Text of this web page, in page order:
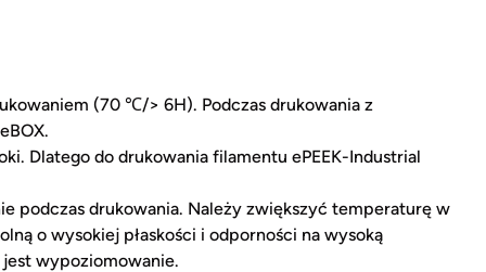
(70 ℃/> 6H). Podczas drukowania z
Dlatego do drukowania filamentu ePEEK-Industrial
podczas drukowania. Należy zwiększyć temperaturę w
o wysokiej płaskości i odporności na wysoką
wypoziomowanie.